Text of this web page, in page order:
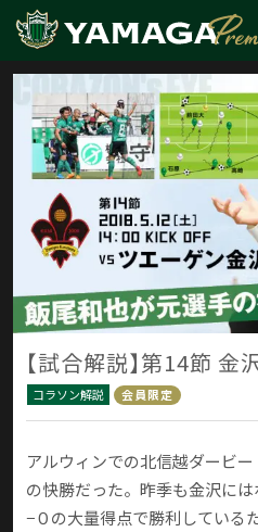
【試合解説】第14節 金
コラソン解説 会員限定
アルウィンでの北信越ダービ
の快勝だった。昨季も金沢に
−０の大量得点で勝利している